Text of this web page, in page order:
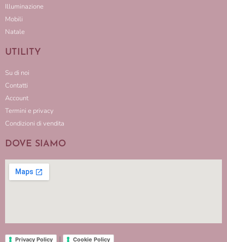
Illuminazione
Mobili
Natale
UTILITY
Su di noi
Contatti
Account
Termini e privacy
Condizioni di vendita
DOVE SIAMO
Privacy Policy | Cookie Policy